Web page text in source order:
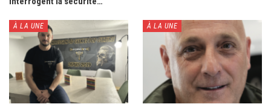
À LA UNE À LA UNE